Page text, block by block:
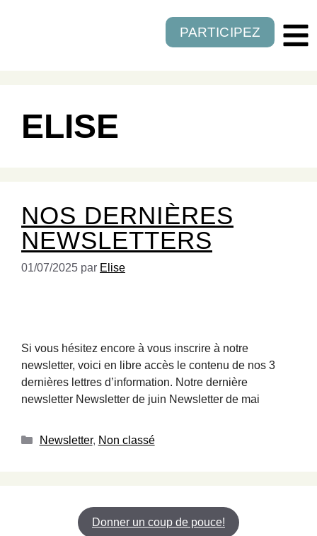
PARTICIPEZ
ELISE
NOS DERNIÈRES
NEWSLETTERS
01/07/2025 par Elise
Si vous hésitez encore à vous inscrire à notre
newsletter, voici en libre accès le contenu de nos 3
dernières lettres d’information. Notre dernière
newsletter Newsletter de juin Newsletter de mai
Newsletter, Non classé
Donner un coup de pouce!